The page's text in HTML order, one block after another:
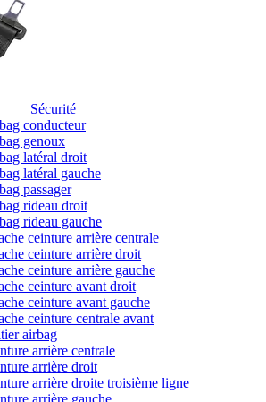
Sécurité
conducteur
genoux
latéral droit
latéral gauche
passager
rideau droit
rideau gauche
ceinture arrière centrale
ceinture arrière droit
ceinture arrière gauche
ceinture avant droit
ceinture avant gauche
ceinture centrale avant
airbag
arrière centrale
arrière droit
arrière droite troisième ligne
arrière gauche